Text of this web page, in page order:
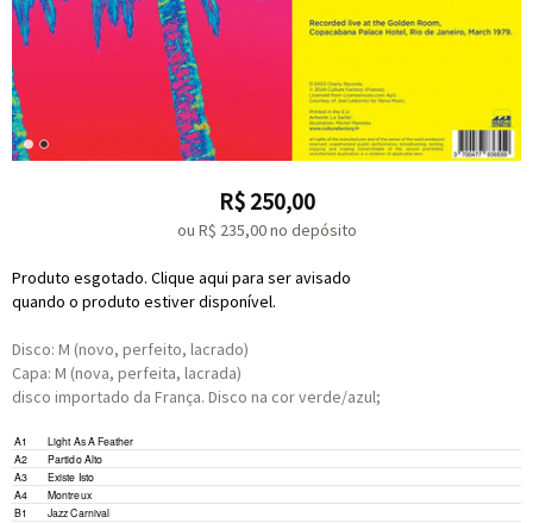
R$ 250,00
ou R$ 235,00no depósito
Produto esgotado. Clique aqui para ser avisado
quando o produto estiver disponível.
Disco: M (novo, perfeito, lacrado)
Capa: M (nova, perfeita, lacrada)
disco importado da França. Disco na cor verde/azul;
A1
Light As A Feather
A2
Partido Alto
A3
Existe Isto
A4
Montreux
B1
Jazz Carnival